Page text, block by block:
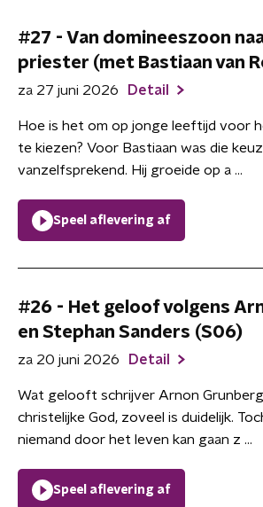
#27 - Van domineeszoon
priester (met Bastiaan van
za 27 juni 2026 Detail
Hoe is het om op jonge leeftijd voor
te kiezen? Voor Bastiaan was die
vanzelfsprekend. Hij groeide op a ...
Speel aflevering af
#26 - Het geloof volgens
en Stephan Sanders (S06)
za 20 juni 2026 Detail
Wat gelooft schrijver Arnon
christelijke God, zoveel is duidelijk.
niemand door het leven kan gaan z ...
Speel aflevering af